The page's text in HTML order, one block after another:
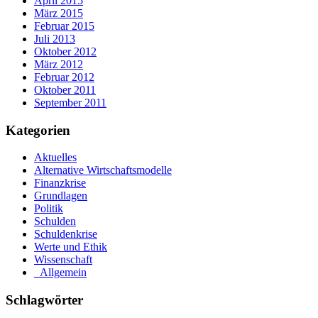
März 2015
Februar 2015
Juli 2013
Oktober 2012
März 2012
Februar 2012
Oktober 2011
September 2011
Kategorien
Aktuelles
Alternative Wirtschaftsmodelle
Finanzkrise
Grundlagen
Politik
Schulden
Schuldenkrise
Werte und Ethik
Wissenschaft
_Allgemein
Schlagwörter